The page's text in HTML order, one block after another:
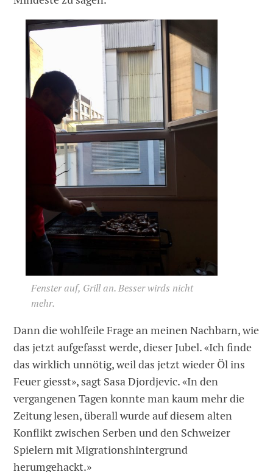
Fenster auf, Grill an. Besser wirds nicht
mehr.
Dann die wohlfeile Frage an meinen Nachbarn, wie
das jetzt aufgefasst werde, dieser Jubel. «Ich finde
das wirklich unnötig, weil das jetzt wieder Öl ins
Feuer giesst», sagt Sasa Djordjevic. «In den
vergangenen Tagen konnte man kaum mehr die
Zeitung lesen, überall wurde auf diesem alten
Konflikt zwischen Serben und den Schweizer
Spielern mit Migrationshintergrund
herumgehackt.»